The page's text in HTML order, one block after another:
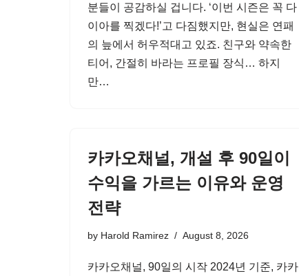
분들이 공감하실 겁니다. ‘이번 시즌은 꼭 다
이아를 찍겠다!’고 다짐했지만, 현실은 연패
의 늪에서 허우적대고 있죠. 친구와 약속한
티어, 간절히 바라는 프로필 장식… 하지
만…
카카오채널, 개설 후 90일이
수익을 가르는 이유와 운영
전략
by Harold Ramirez August 8, 2026
카카오채널, 90일의 시작 2024년 기준, 카카